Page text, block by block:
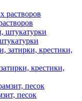
крестики,
песок